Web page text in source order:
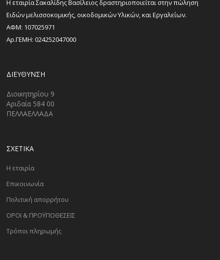
H εταιρία Σακαλίδης Βασίλειος δραστηριοποιείται στην πώληση
Ειδών μελισσοκομικής, οικοδομικών Υλικών, και Εργαλείων.
ΑΦΜ: 107025971
Αρ.ΓΕΜΗ: 024252047000
ΔΙΕΎΘΥΝΣΗ
Διοικητηρίου 9
Αριδαία 584 00
ΠΕΛΛΑΕΛΛΑΔΑ
ΣΧΕΤΙΚΑ
Η εταιρία
Επικοινωνία
Πολιτική απορρήτου
ΟΡΟΙ & ΠΡΟΫΠΟΘΕΣΕΙΣ
Τρόποι πληρωμής